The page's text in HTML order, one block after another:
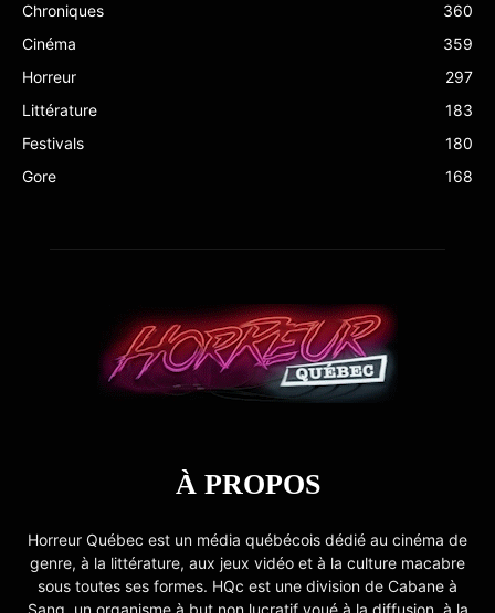
Chroniques
360
Cinéma
359
Horreur
297
Littérature
183
Festivals
180
Gore
168
À PROPOS
Horreur Québec est un média québécois dédié au cinéma de
genre, à la littérature, aux jeux vidéo et à la culture macabre
sous toutes ses formes. HQc est une division de Cabane à
Sang, un organisme à but non lucratif voué à la diffusion, à la